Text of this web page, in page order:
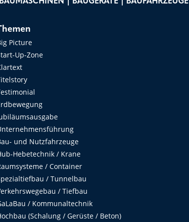
Picture
Up-Zone
und Nutzfahrzeuge
Hebetechnik / Krane
/ Container
/ Tunnelbau
/ Tiefbau
/ Kommunaltechnik
(Schalung / Gerüste / Beton)